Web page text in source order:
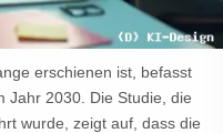
erschienen ist, befasst
Jahr 2030. Die Studie, die
wurde, zeigt auf, dass die